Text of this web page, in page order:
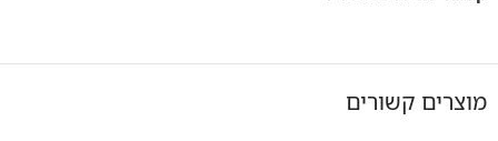
מוצרים קשורים